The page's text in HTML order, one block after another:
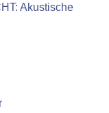
Akustische